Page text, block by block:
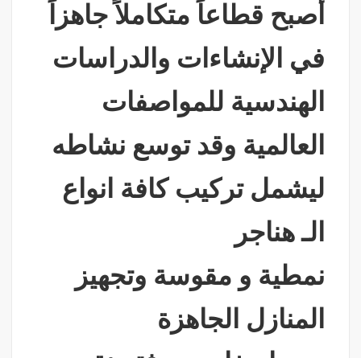
أصبح قطاعاً متكاملاً جاهزاً
في الإنشاءات والدراسات
الهندسية للمواصفات
العالمية وقد توسع نشاطه
ليشمل تركيب كافة انواع
الـ هناجر
نمطية و مقوسة وتجهيز
المنازل الجاهزة